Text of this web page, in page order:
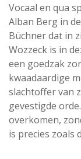
Vocaal en qua
Alban Berg in
Büchner dat in
Wozzeck is in
een goedzak
kwaadaardige
slachtoffer van
gevestigde
overkomen,
is precies zoals